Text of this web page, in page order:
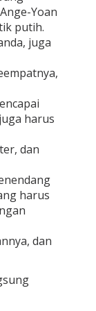
Yoan
putih.
juga
harus
dan
harus
dan